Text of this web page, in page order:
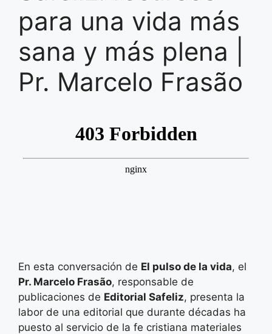
para una vida más
sana y más plena |
Pr. Marcelo Frasão
En esta conversación de El pulso de la vida, el
Pr. Marcelo Frasão, responsable de
publicaciones de Editorial Safeliz, presenta la
labor de una editorial que durante décadas ha
puesto al servicio de la fe cristiana materiales